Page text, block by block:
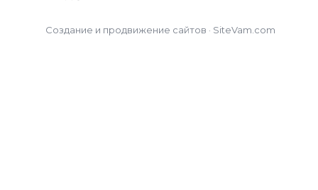
Создание и продвижение сайтов · SiteVam.com